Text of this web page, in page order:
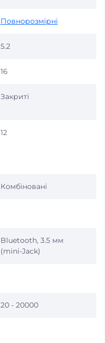
Повнорозмірні
5.2
16
Закриті
12
Комбіновані
Bluetooth, 3.5 мм
(mini-Jack)
20 - 20000